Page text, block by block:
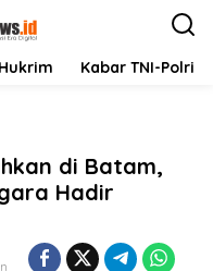
Hukrim Kabar TNI-Polri
di Batam,
Hadir